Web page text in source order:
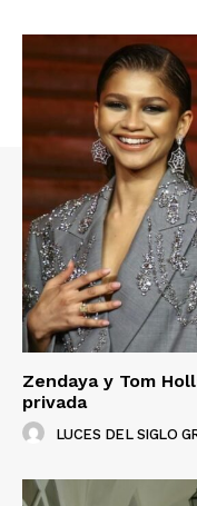
Zendaya y Tom
privada
LUCES DEL SIGLO